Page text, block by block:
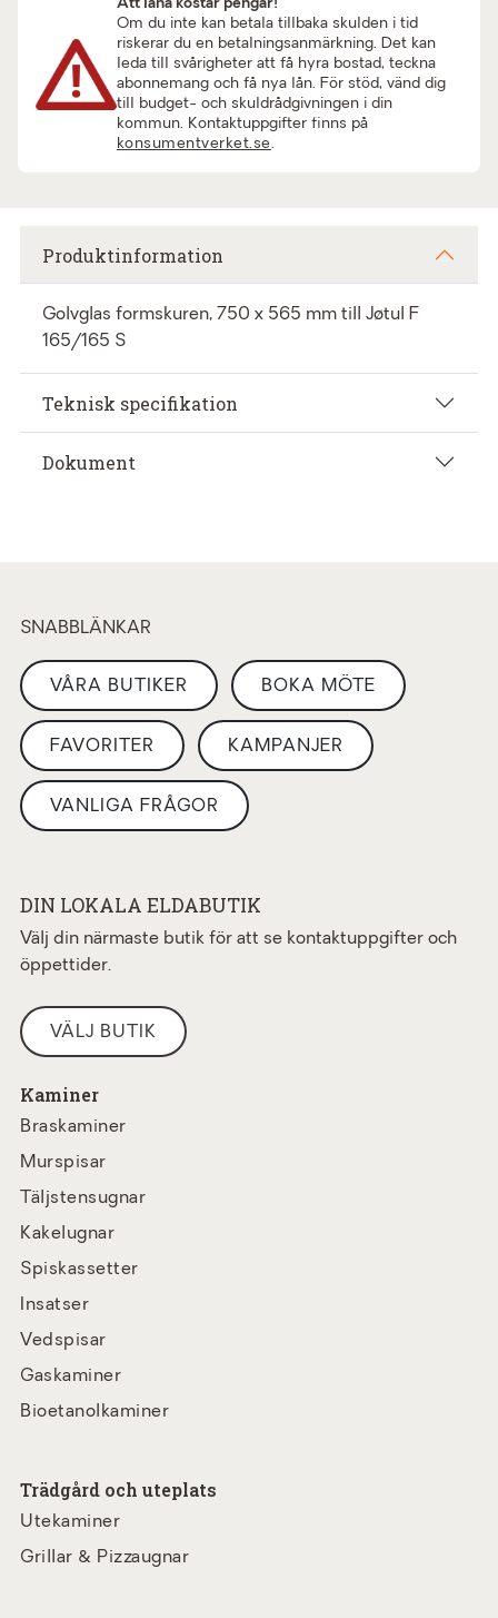
Att låna kostar pengar!
Om du inte kan betala tillbaka skulden i tid
riskerar du en betalningsanmärkning. Det kan
leda till svårigheter att få hyra bostad, teckna
abonnemang och få nya lån. För stöd, vänd dig
till budget- och skuldrådgivningen i din
kommun. Kontaktuppgifter finns på
konsumentverket.se.
Produktinformation
Golvglas formskuren, 750 x 565 mm till Jøtul F
165/165 S
Teknisk specifikation
Dokument
SNABBLÄNKAR
VÅRA BUTIKER BOKA MÖTE
FAVORITER KAMPANJER
VANLIGA FRÅGOR
DIN LOKALA ELDABUTIK
Välj din närmaste butik för att se kontaktuppgifter och
öppettider.
VÄLJ BUTIK
Kaminer
Braskaminer
Murspisar
Täljstensugnar
Kakelugnar
Spiskassetter
Insatser
Vedspisar
Gaskaminer
Bioetanolkaminer
Trädgård och uteplats
Utekaminer
Grillar & Pizzaugnar